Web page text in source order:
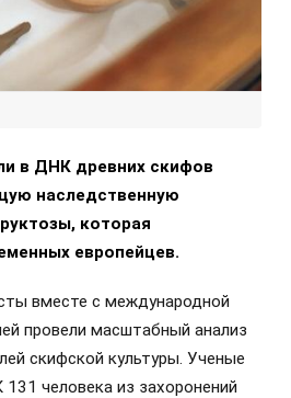
в ДНК древних скифов
наследственную
которая
европейцев.
вместе с международной
провели масштабный анализ
скифской культуры. Ученые
человека из захоронений